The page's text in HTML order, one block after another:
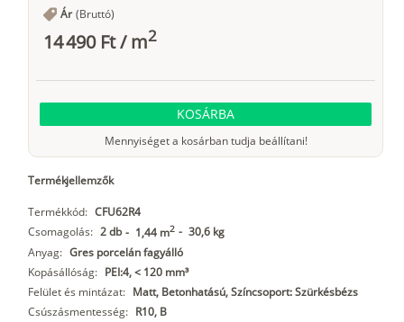
Ár (Bruttó)
14 490 Ft/m2
KOSÁRBA
Mennyiséget a kosárban tudja beállítani!
Termékjellemzők
Termékkód: CFU62R4
Csomagolás: 2 db - 1,44 m2 - 30,6 kg
Anyag: Gres porcelán fagyálló
Kopásállóság: PEI:4, < 120 mm³
Felület és mintázat: Matt, Betonhatású, Színcsoport: Szürkésbézs
Csúszásmentesség: R10, B